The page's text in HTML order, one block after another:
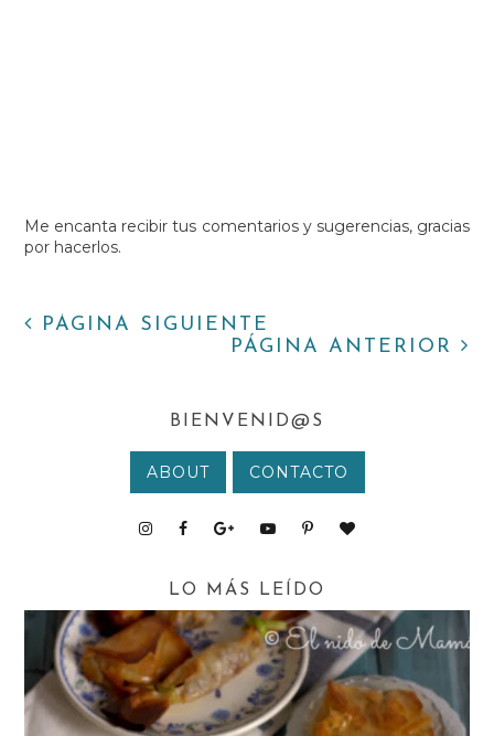
Me encanta recibir tus comentarios y sugerencias, gracias
por hacerlos.
PÁGINA SIGUIENTE
PÁGINA ANTERIOR
BIENVENID@S
ABOUT CONTACTO
LO MÁS LEÍDO